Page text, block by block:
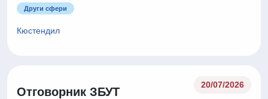
Други сфери
Кюстендил
Отговорник ЗБУТ
20/07/2026